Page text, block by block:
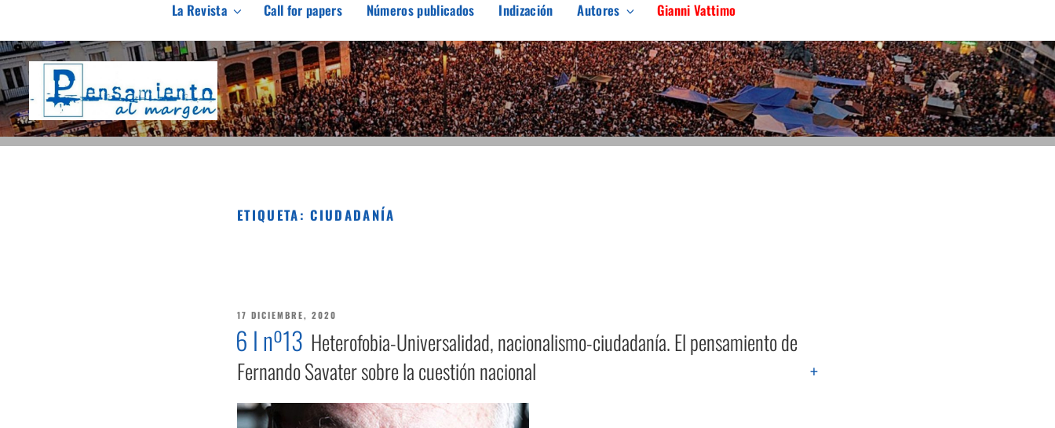
contenido
PENSAMIENTO AL MARGEN
Revista de investigación independiente y con especial interés en el pensamiento crítico
La Revista Call for papers Números publicados Indización Autores Gianni Vattimo
ETIQUETA:CIUDADANÍA
PUBLICADO
17 DICIEMBRE, 2020
6 I nº13 Heterofobia-Universalidad, nacionalismo-ciudadanía. El pensamiento de
Fernando Savater sobre la cuestión nacional
+